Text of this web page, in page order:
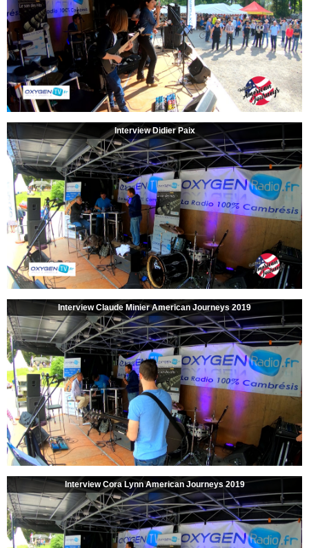
Interview Didier Paix
Interview Claude Minier American Journeys 2019
Interview Cora Lynn American Journeys 2019